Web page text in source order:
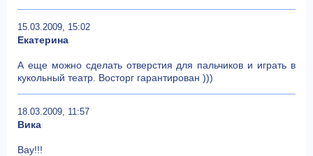
15.03.2009, 15:02
Екатерина
А еще можно сделать отверстия для пальчиков и играть в
кукольный театр. Восторг гарантирован )))
18.03.2009, 11:57
Вика
Вау!!!